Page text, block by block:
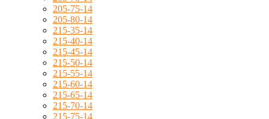
205-75-14
205-80-14
215-35-14
215-40-14
215-45-14
215-50-14
215-55-14
215-60-14
215-65-14
215-70-14
215-75-14